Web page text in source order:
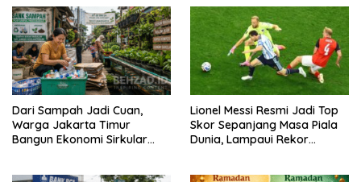
Dari Sampah Jadi Cuan,
Warga Jakarta Timur
Bangun Ekonomi Sirkular
Lionel Messi Resmi Jadi Top
Skor Sepanjang Masa Piala
Dunia, Lampaui Rekor